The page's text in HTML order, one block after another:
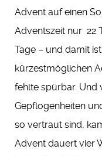
Advent auf einen
Adventszeit nur 22
Tage – und damit
kürzestmöglichen
fehlte spürbar. Und
Gepflogenheiten
so vertraut sind,
Advent dauert vier